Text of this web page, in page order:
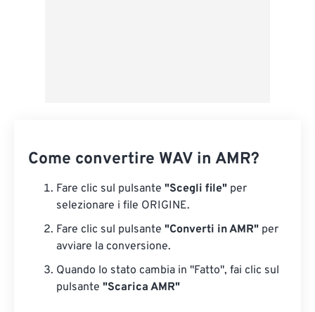
Come convertire WAV in AMR?
Fare clic sul pulsante "Scegli file" per
selezionare i file ORIGINE.
Fare clic sul pulsante "Converti in AMR" per
avviare la conversione.
Quando lo stato cambia in "Fatto", fai clic sul
pulsante "Scarica AMR"